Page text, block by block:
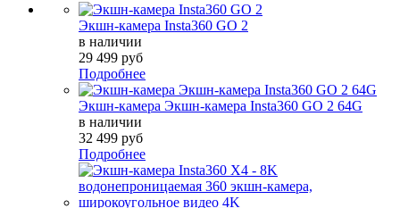
Экшн-камера Insta360 GO 2
в наличии
29 499 руб
Подробнее
Экшн-камера Экшн-камера Insta360 GO 2 64G
в наличии
32 499 руб
Подробнее